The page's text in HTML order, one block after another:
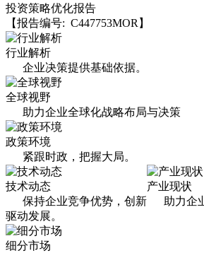
投资策略优化报告
【报告编号: C447753MOR】
行业解析
企业决策提供基础依据。
全球视野
助力企业全球化战略布局与决策
政策环境
紧跟时政，把握大局。
产业现状
助力企业
技术动态
保持企业竞争优势，创新
驱动发展。
细分市场